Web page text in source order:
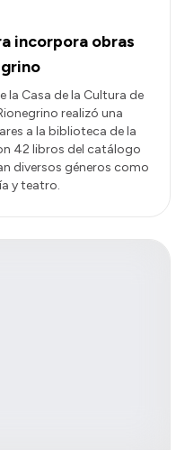
incorpora obras
la Casa de la Cultura de
realizó una
a la biblioteca de la
42 libros del catálogo
diversos géneros como
y teatro.